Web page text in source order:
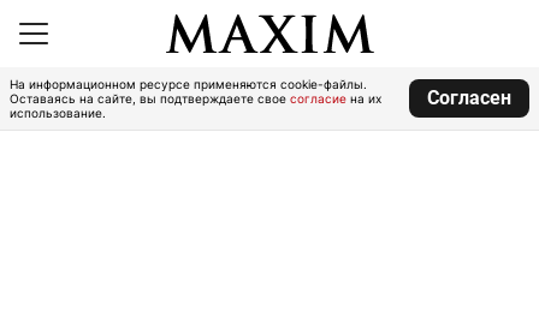
На информационном ресурсе применяются cookie-файлы.
Оставаясь на сайте, вы подтверждаете свое согласие на их
использование.
Согласен